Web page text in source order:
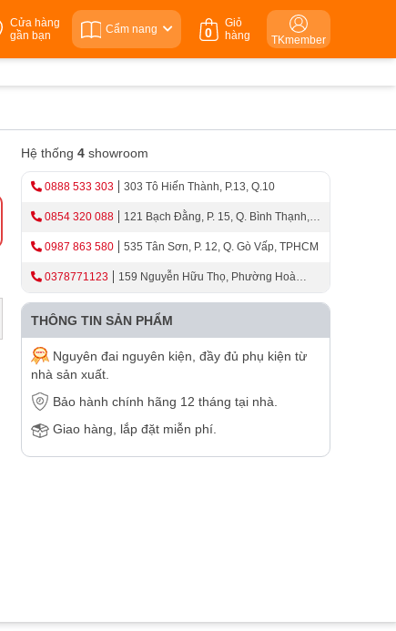
Cửa hàng
gần bạn
Cẩm nang
Giỏ
hàng
0 TKmember
Hệ thống 4 showroom
0888 533 303 303 Tô Hiến Thành, P.13, Q.10
0854 320 088
121 Bạch Đằng, P. 15, Q. Bình Thạnh,
TPHCM
0987 863 580 535 Tân Sơn, P. 12, Q. Gò Vấp, TPHCM
0378771123
159 Nguyễn Hữu Thọ, Phường Hoà
THÔNG TIN SẢN PHẨM
Nguyên đai nguyên kiện, đầy đủ phụ kiện từ
nhà sản xuất.
Bảo hành chính hãng 12 tháng tại nhà.
Giao hàng, lắp đặt miễn phí.